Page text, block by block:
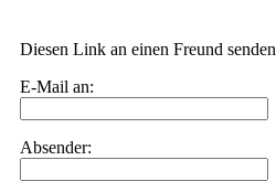
Diesen Link an einen Freund senden
E-Mail an:
Absender: